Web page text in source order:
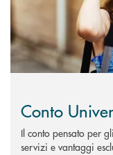
Conto
Il conto pensato per
servizi e vantaggi